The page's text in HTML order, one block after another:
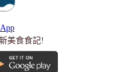
美食食記!